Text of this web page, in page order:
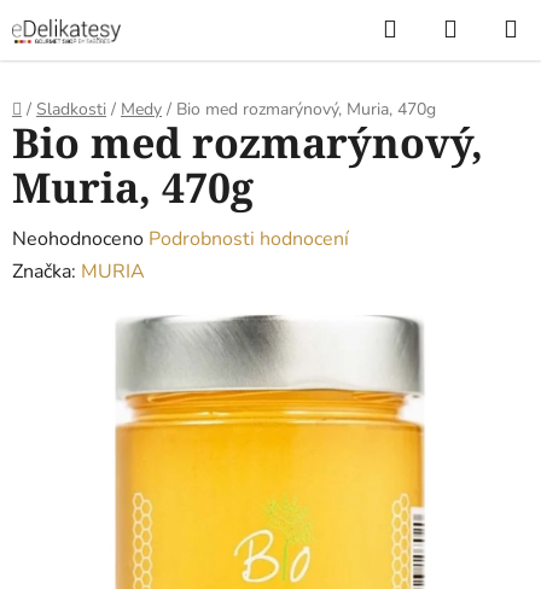
na
obsah
Hledat
KOŠÍK
Domů
/ Sladkosti / Medy / Bio med rozmarýnový, Muria, 470g
Bio med rozmarýnový,
Muria, 470g
Průměrné
hodnocení
Neohodnoceno Podrobnosti hodnocení
Značka: MURIA